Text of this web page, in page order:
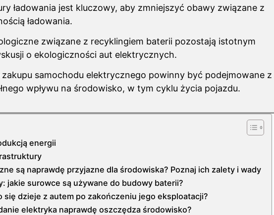
ładowania jest kluczowy, aby zmniejszyć obawy związane z
ładowania.
związane z recyklingiem baterii pozostają istotnym
o ekologiczności aut elektrycznych.
samochodu elektrycznego powinny być podejmowane z
wpływu na środowisko, w tym cyklu życia pojazdu.
energii
są naprawdę przyjazne dla środowiska? Poznaj ich zalety i wady
jakie surowce są używane do budowy baterii?
się dzieje z autem po zakończeniu jego eksploatacji?
elektryka naprawdę oszczędza środowisko?